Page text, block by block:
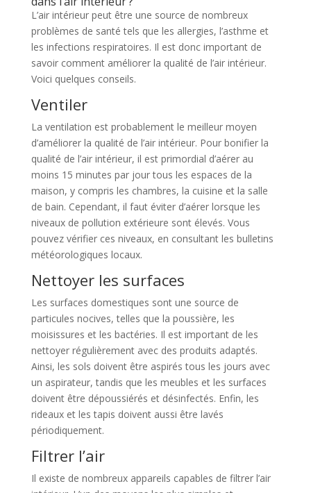
L’air intérieur peut être une source de nombreux
problèmes de santé tels que les allergies, l’asthme et
les infections respiratoires. Il est donc important de
savoir comment améliorer la qualité de l’air intérieur.
Voici quelques conseils.
Ventiler
La ventilation est probablement le meilleur moyen
d’améliorer la qualité de l’air intérieur. Pour bonifier la
qualité de l’air intérieur, il est primordial d’aérer au
moins 15 minutes par jour tous les espaces de la
maison, y compris les chambres, la cuisine et la salle
de bain. Cependant, il faut éviter d’aérer lorsque les
niveaux de pollution extérieure sont élevés. Vous
pouvez vérifier ces niveaux, en consultant les bulletins
météorologiques locaux.
Nettoyer les surfaces
Les surfaces domestiques sont une source de
particules nocives, telles que la poussière, les
moisissures et les bactéries. Il est important de les
nettoyer régulièrement avec des produits adaptés.
Ainsi, les sols doivent être aspirés tous les jours avec
un aspirateur, tandis que les meubles et les surfaces
doivent être dépoussiérés et désinfectés. Enfin, les
rideaux et les tapis doivent aussi être lavés
périodiquement.
Filtrer l’air
Il existe de nombreux appareils capables de filtrer l’air